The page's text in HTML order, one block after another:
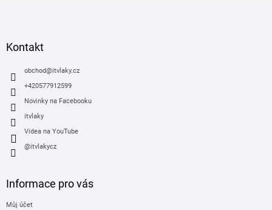
Kontakt
obchod@itvlaky.cz
+420577912599
Novinky na Facebooku
itvlaky
Videa na YouTube
@itvlakycz
Informace pro vás
Můj účet